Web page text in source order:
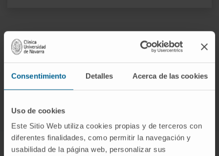
Consentimiento Detalles Acerca de las cookies
Uso de cookies
Este Sitio Web utiliza cookies propias y de terceros con
diferentes finalidades, como permitir la navegación y
usabilidad de la página web, personalizar sus
ABOUT CIMA